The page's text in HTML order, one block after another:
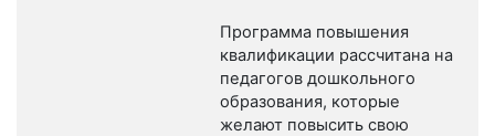
Программа повышения
квалификации рассчитана на
педагогов дошкольного
образования, которые
желают повысить свою